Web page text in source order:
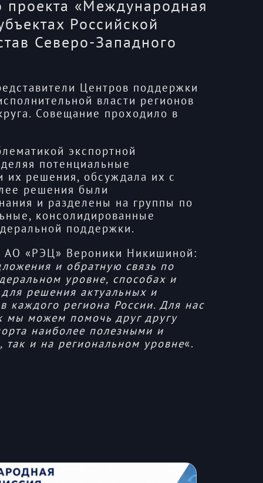
проекта «Международная
Российской
Северо-Западного
Центров поддержки
власти регионов
Совещание проходило в
экспортной
потенциальные
их решения, обсуждала их с
решения были
и разделены на группы по
консолидированные
поддержки.
АО «РЭЦ» Вероники Никишиной:
и обратную связь по
уровне, способах и
решения актуальных и
каждого региона России. Для нас
мы можем помочь друг другу
наиболее полезными и
и на региональном уровне«.